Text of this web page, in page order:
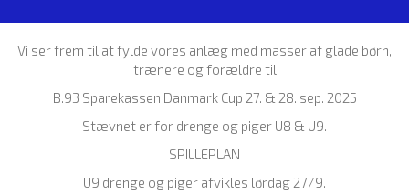
Vi ser frem til at fylde vores anlæg med masser af glade børn,
trænere og forældre til
B.93 Sparekassen Danmark Cup 27. & 28. sep. 2025
Stævnet er for drenge og piger U8 & U9.
SPILLEPLAN
U9 drenge og piger afvikles lørdag 27/9.